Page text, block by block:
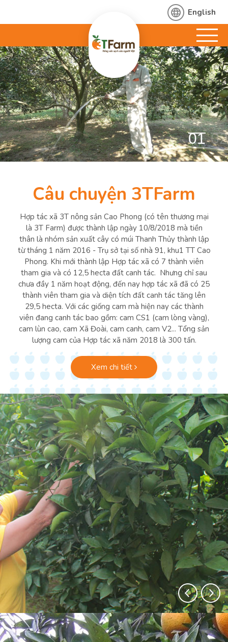
English
01 02
Câu chuyện 3TFarm
Hợp tác xã 3T nông sản Cao Phong (có tên thương mại
là 3T Farm) được thành lập ngày 10/8/2018 mà tiền
thân là nhóm sản xuất cây có múi Thanh Thủy thành lập
từ tháng 1 năm 2016 - Trụ sở tại số nhà 91, khu1 TT Cao
Phong. Khi mới thành lập Hợp tác xã có 7 thành viên
tham gia và có 12,5 hecta đất canh tác. Nhưng chỉ sau
chưa đầy 1 năm hoạt động, đến nay hợp tác xã đã có 25
thành viên tham gia và diện tích đất canh tác tăng lên
29,5 hecta. Với các giống cam mà hiện nay các thành
viên đang canh tác bao gồm: cam CS1 (cam lòng vàng),
cam lùn cao, cam Xã Đoài, cam canh, cam V2... Tổng sản
lượng cam của Hợp tác xã năm 2018 là 300 tấn.
Xem chi tiết